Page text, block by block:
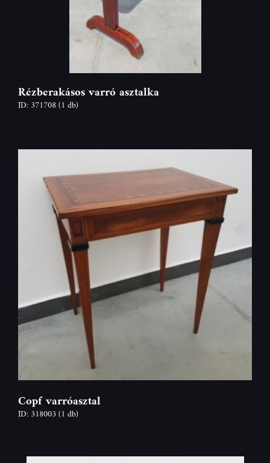
Rézberakásos varró asztalka
ID: 371708(1 db)
Copf varróasztal
ID: 318003(1 db)